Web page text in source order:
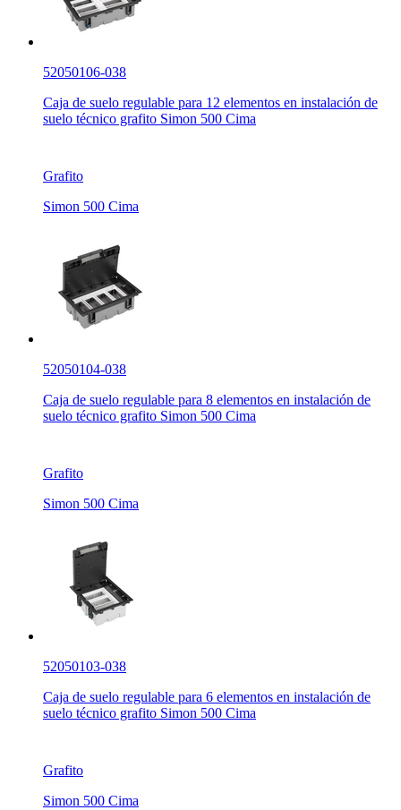
52050106-038
Caja de suelo regulable para 12 elementos en instalación de
suelo técnico grafito Simon 500 Cima
Grafito
Simon 500 Cima
52050104-038
Caja de suelo regulable para 8 elementos en instalación de
suelo técnico grafito Simon 500 Cima
Grafito
Simon 500 Cima
52050103-038
Caja de suelo regulable para 6 elementos en instalación de
suelo técnico grafito Simon 500 Cima
Grafito
Simon 500 Cima